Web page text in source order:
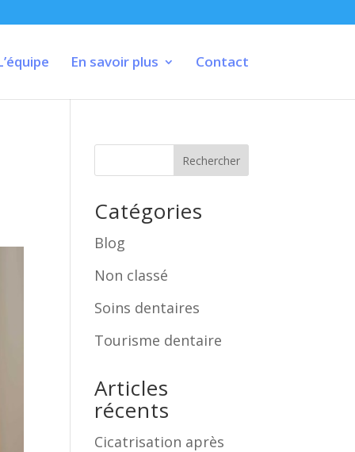
En savoir plus Contact
Rechercher
Catégories
Blog
Non classé
Soins dentaires
Tourisme dentaire
Articles
récents
Cicatrisation après